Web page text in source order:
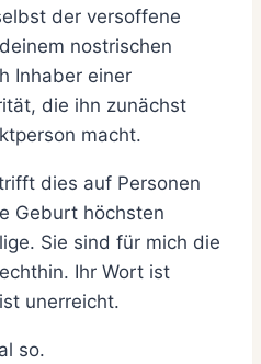
der versoffene
nostrischen
Inhaber einer
die ihn zunächst
macht.
dies auf Personen
Geburt höchsten
Sie sind für mich die
Ihr Wort ist
unerreicht.
so.